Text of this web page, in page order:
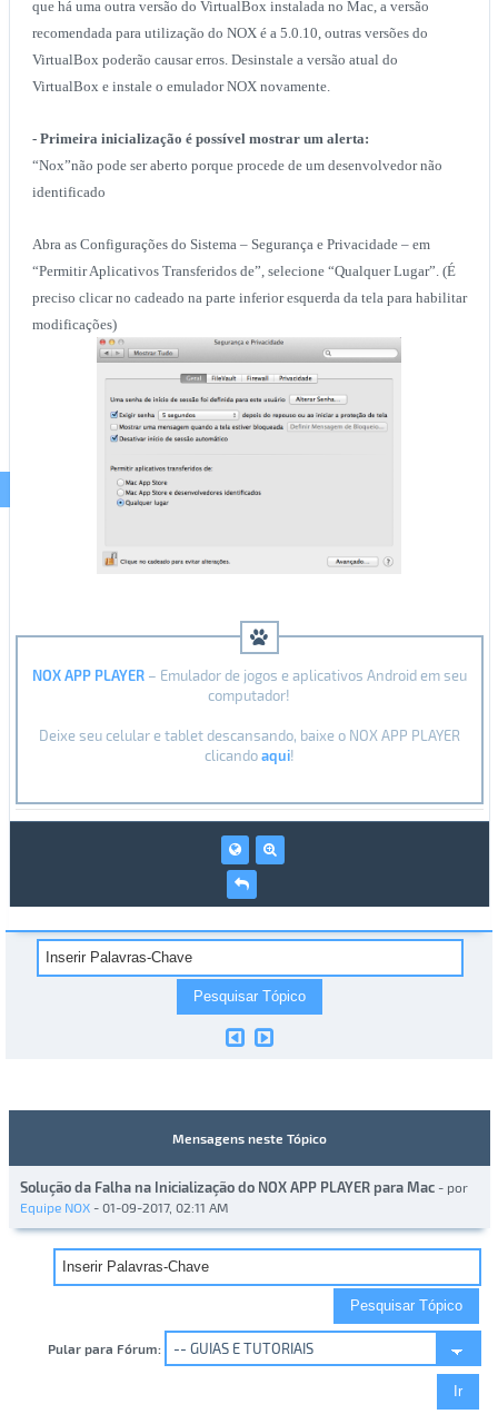
que há uma outra versão do VirtualBox instalada no Mac, a versão
recomendada para utilização do NOX é a 5.0.10, outras versões do
VirtualBox poderão causar erros. Desinstale a versão atual do
VirtualBox e instale o emulador NOX novamente.
- Primeira inicialização é possível mostrar um alerta:
“Nox”não pode ser aberto porque procede de um desenvolvedor não
identificado
Abra as Configurações do Sistema – Segurança e Privacidade – em
“Permitir Aplicativos Transferidos de”, selecione “Qualquer Lugar”. (É
preciso clicar no cadeado na parte inferior esquerda da tela para habilitar
modificações)
NOX APP PLAYER– Emulador de jogos e aplicativos Android em seu
computador!
Deixe seu celular e tablet descansando, baixe o NOX APP PLAYER
clicandoaqui!
Mensagens neste Tópico
Solução da Falha na Inicialização do NOX APP PLAYER para Mac - por
Equipe NOX- 01-09-2017, 02:11 AM
Pular para Fórum: